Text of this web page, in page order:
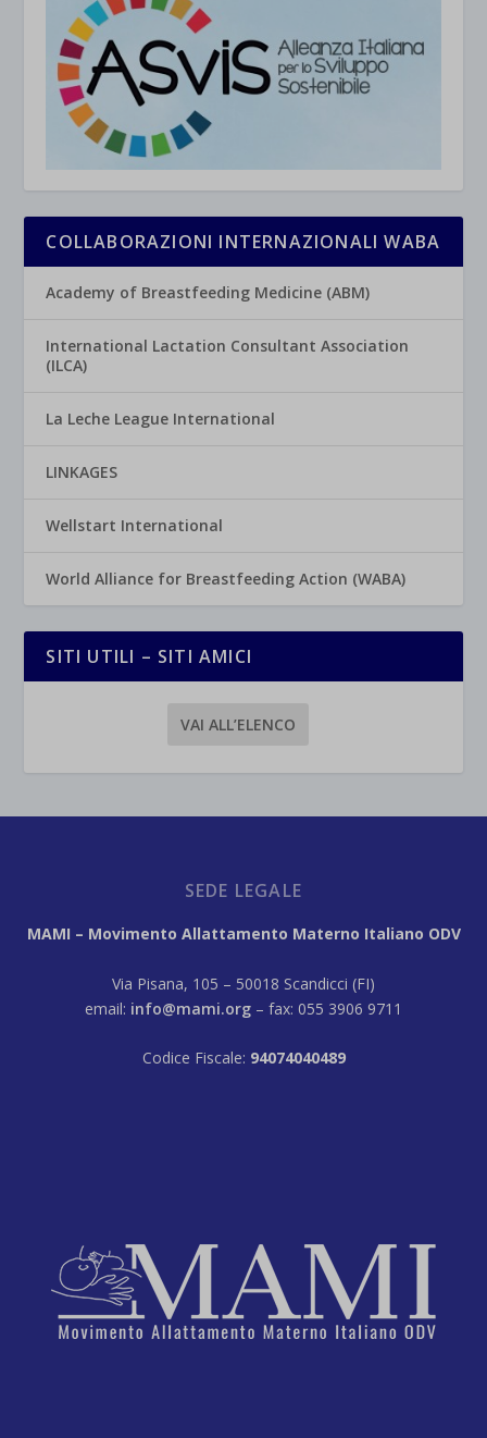
COLLABORAZIONI INTERNAZIONALI WABA
Academy of Breastfeeding Medicine (ABM)
International Lactation Consultant Association
(ILCA)
La Leche League International
LINKAGES
Wellstart International
World Alliance for Breastfeeding Action (WABA)
SITI UTILI – SITI AMICI
VAI ALL’ELENCO
SEDE LEGALE
MAMI – Movimento Allattamento Materno Italiano ODV
Via Pisana, 105 – 50018 Scandicci (FI)
email: info@mami.org – fax: 055 3906 9711
Codice Fiscale: 94074040489